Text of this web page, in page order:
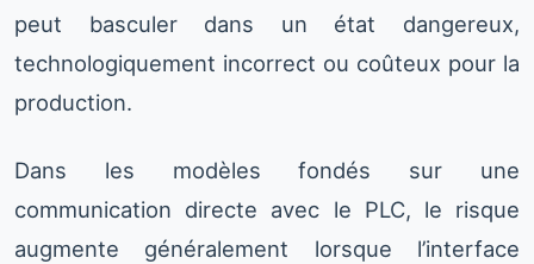
peut basculer dans un état dangereux,
technologiquement incorrect ou coûteux pour la
production.
Dans les modèles fondés sur une
communication directe avec le PLC, le risque
augmente généralement lorsque l’interface